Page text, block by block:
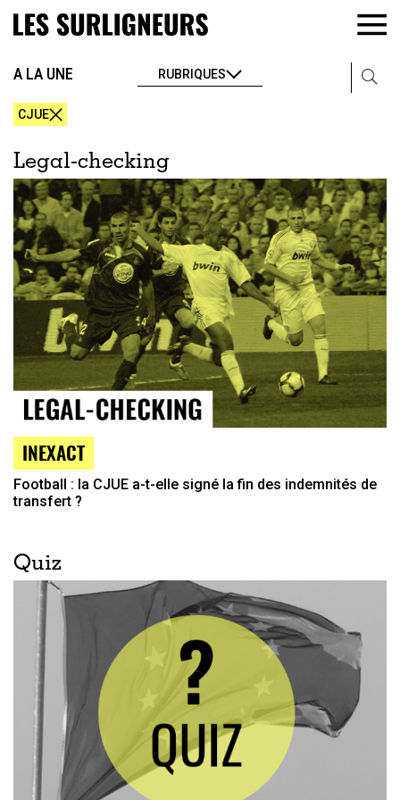
A LA UNE RUBRIQUES
CJUE
Legal-checking
INEXACT
Football : la CJUE a-t-elle signé la fin des indemnités de
transfert ?
Quiz